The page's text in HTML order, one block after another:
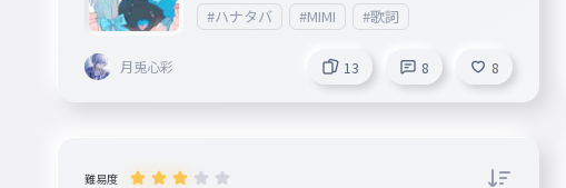
#ハナタバ #MIMI #歌詞
月兎心彩 13 8 8
難易度